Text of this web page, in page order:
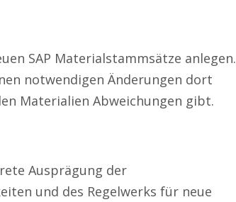
SAP Materialstammsätze anlegen.
notwendigen Änderungen dort
Materialien Abweichungen gibt.
Ausprägung der
und des Regelwerks für neue